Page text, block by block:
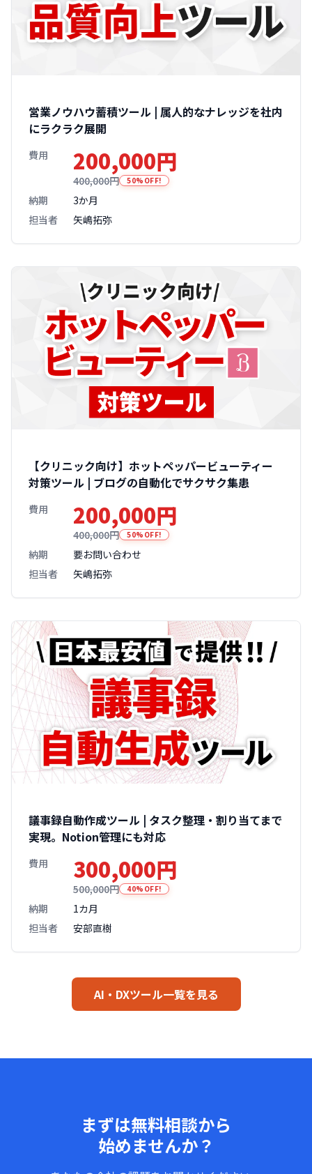
営業ノウハウ蓄積ツール | 属人的なナレッジを社内
にラクラク展開
費用 200,000円
400,000円 50%OFF!
納期
3か月
担当者
矢嶋拓弥
【クリニック向け】ホットペッパービューティー
対策ツール | ブログの自動化でサクサク集患
費用 200,000円
400,000円 50%OFF!
納期
要お問い合わせ
担当者
矢嶋拓弥
議事録自動作成ツール | タスク整理・割り当てまで
実現。Notion管理にも対応
費用 300,000円
500,000円 40%OFF!
納期
1カ月
担当者
安部直樹
AI・DXツール一覧を見る
まずは無料相談から
始めませんか？